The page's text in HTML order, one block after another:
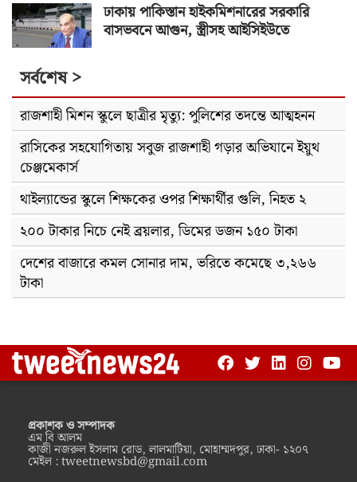
ঢাকায় পাকিস্তান হাইকমিশনারের সরকারি
বাসভবনে আগুন, স্ত্রীসহ আইসিইউতে
সর্বশেষ >
রাজশাহী মিশন স্কুলে ছাত্রীর মৃত্যু: পুলিশের তদন্তে আত্মহনন
রাসিকের সহযোগিতায় সবুজ রাজশাহী গড়ার অভিযানে ইয়ুথ
চেঞ্জমেকার্স
থাইল্যান্ডের স্কুলে শিক্ষকের ওপর শিক্ষার্থীর গুলি, নিহত ২
২০০ টাকার নিচে নেই ব্রয়লার, ডিমের ডজন ১৫০ টাকা
দেশের বাজারে কমল সোনার দাম, ভরিতে কমেছে ৩,২৬৬
টাকা
প্রকাশক ও সম্পাদক
এম বি আলম
কাজী নজরুল ইসলাম রোড, লালমাটিয়া, মোহাম্মদপুর, ঢাকা- ১২০৭
মেইল :tweetnewsbd@gmail.com